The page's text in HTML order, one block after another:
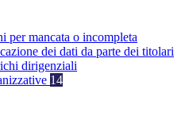
per mancata o incompleta
dei dati da parte dei titolari
dirigenziali
14